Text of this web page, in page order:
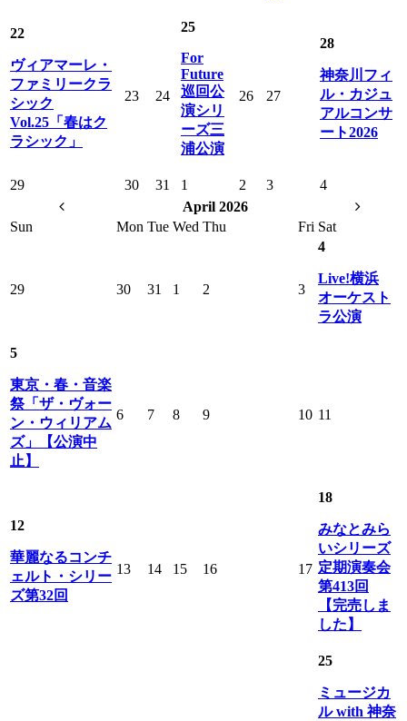
22
ヴィアマーレ・
ファミリークラ
シック
Vol.25「春はク
ラシック」
23 24
25
For
Future
巡回公
演シリ
ーズ三
浦公演
26 27
28
神奈川フィ
ル・カジュ
アルコンサ
ート2026
29 30 31 1 2 3
4
April 2026
Sun
Mon Tue Wed Thu Fri Sat
29 30 31 1 2 3
4
Live!横浜
オーケスト
ラ公演
5
東京・春・音楽
祭「ザ・ヴォー
ン・ウィリアム
ズ」【公演中
止】
6 7 8 9 10 11
12
華麗なるコンチ
ェルト・シリー
ズ第32回
13 14 15 16 17
18
みなとみら
いシリーズ
定期演奏会
第413回
【完売しま
した】
25
ミュージカ
ル with 神奈